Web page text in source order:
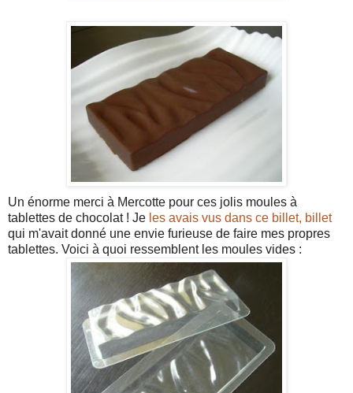
Un énorme merci à Mercotte pour ces jolis moules à
tablettes de chocolat ! Je les avais vus dans ce billet, billet
qui m'avait donné une envie furieuse de faire mes propres
tablettes. Voici à quoi ressemblent les moules vides :